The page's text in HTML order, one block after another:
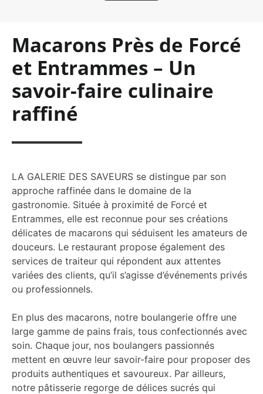
Macarons Près de Forcé
et Entrammes – Un
savoir-faire culinaire
raffiné
LA GALERIE DES SAVEURS se distingue par son
approche raffinée dans le domaine de la
gastronomie. Située à proximité de Forcé et
Entrammes, elle est reconnue pour ses créations
délicates de macarons qui séduisent les amateurs de
douceurs. Le restaurant propose également des
services de traiteur qui répondent aux attentes
variées des clients, qu’il s’agisse d’événements privés
ou professionnels.
En plus des macarons, notre boulangerie offre une
large gamme de pains frais, tous confectionnés avec
soin. Chaque jour, nos boulangers passionnés
mettent en œuvre leur savoir-faire pour proposer des
produits authentiques et savoureux. Par ailleurs,
notre pâtisserie regorge de délices sucrés qui